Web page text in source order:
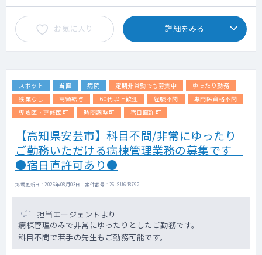
お気に入り 詳細をみる
スポット 当直 病院 定期非常勤でも募集中
ゆったり勤務
残業なし
高額給与 60代以上歓迎 経験不問
専門医資格不問
専攻医・専修医可
時間調整可 宿日直許可
【高知県安芸市】科目不問/非常にゆったり
ご勤務いただける病棟管理業務の募集です
●宿日直許可あり●
掲載更新日 : 2026年08月03日 案件番号 : 26-SU648792
担当エージェントより
病棟管理のみで非常にゆったりとしたご勤務です。
科目不問で若手の先生もご勤務可能です。